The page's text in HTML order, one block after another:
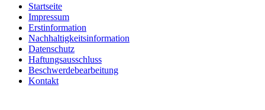
Startseite
Impressum
Erstinformation
Nachhaltigkeitsinformation
Datenschutz
Haftungsausschluss
Beschwerdebearbeitung
Kontakt